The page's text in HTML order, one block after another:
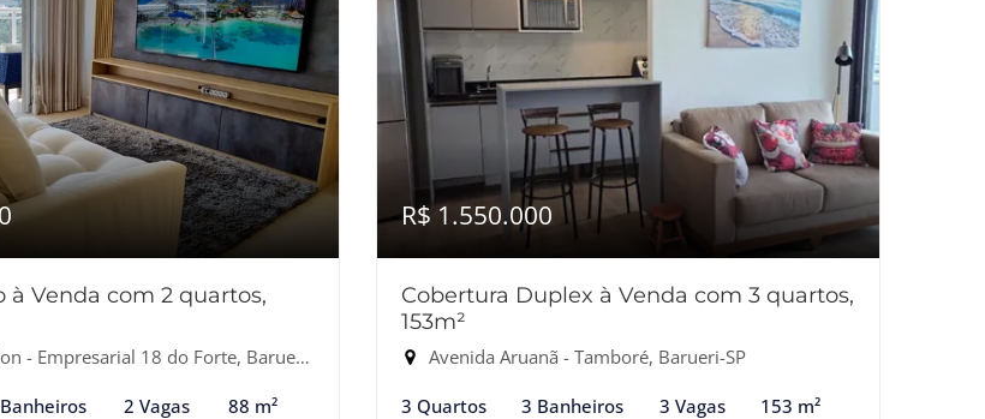
Venda com 2 quartos,
- Empresarial 18 do Forte, Barueri-SP
2 Vagas 88 m²
R$ 1.550.000
Cobertura Duplex à Venda com 3 quartos,
153m²
Avenida Aruanã - Tamboré, Barueri-SP
3 Quartos 3 Banheiros 3 Vagas 153 m²